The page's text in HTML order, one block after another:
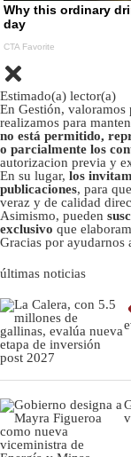
Estimado(a) lector(a)
En Gestión,
realizamos para
no está permitido,
o parcialmente los
autorizacion previa y
En su lugar, los
publicaciones, para
veraz y de calidad
Asimismo, pueden
exclusivo que
Gracias por ayudarnos
últimas noticias